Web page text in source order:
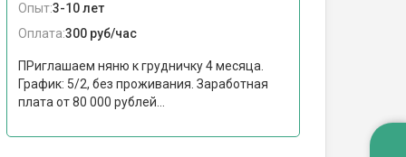
Опыт:3-10 лет
Оплата:300 руб/час
ПРиглашаем няню к грудничку 4 месяца.
График: 5/2, без проживания. Заработная
плата от 80 000 рублей...